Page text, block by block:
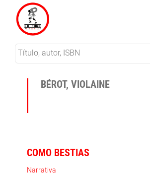
BÉROT, VIOLAINE
COMO BESTIAS
Narrativa